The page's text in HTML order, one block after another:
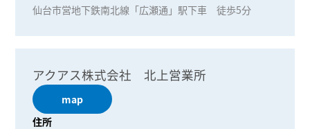
仙台市営地下鉄南北線「広瀬通」駅下車 徒歩5分
アクアス株式会社 北上営業所
map
住所